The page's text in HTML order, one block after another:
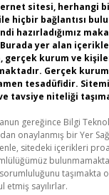
sitesi, herhangi
hiçbir bağlantısı
hazırladığımız
Burada yer alan
gerçek kurum ve
Gerçek
tesadüfidir.
tavsiye niteliği
gereğince Bilgi
onaylanmış bir Yer
sitedeki içerikleri
taşımakta
etmiş sayılırlar.